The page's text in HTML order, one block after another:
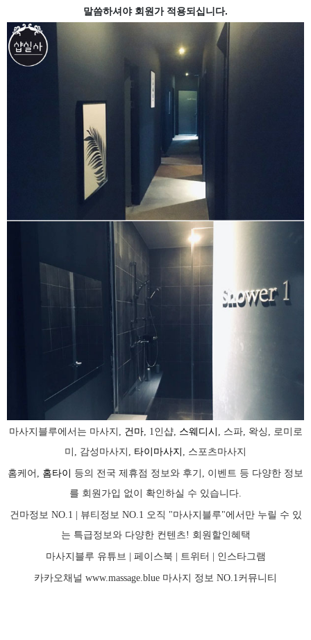
말씀하셔야 회원가 적용되십니다.
마사지블루에서는 마사지, 건마, 1인샵, 스웨디시
, 스파, 왁싱, 로미로
미, 감성마사지, 타이마사지 , 스포츠마사지
홈케어, 홈타이
등의 전국 제휴점 정보와 후기, 이벤트 등 다양한 정보
를 회원가입 없이 확인하실 수 있습니다.
건마정보 NO.1 | 뷰티정보 NO.1 오직 "마사지블루"에서만 누릴 수 있
는 특급정보와 다양한 컨텐츠! 회원할인혜택
마사지블루 유튜브 | 페이스북 | 트위터 | 인스타그램
카카오채널 www.massage.blue 마사지 정보 NO.1커뮤니티